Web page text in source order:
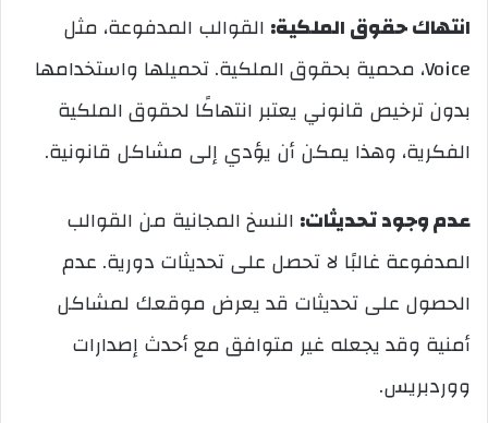
انتهاك حقوق الملكية: القوالب المدفوعة، مثل
Voice، محمية بحقوق الملكية. تحميلها واستخدامها
بدون ترخيص قانوني يعتبر انتهاكًا لحقوق الملكية
الفكرية، وهذا يمكن أن يؤدي إلى مشاكل قانونية.
عدم وجود تحديثات: النسخ المجانية من القوالب
المدفوعة غالبًا لا تحصل على تحديثات دورية. عدم
الحصول على تحديثات قد يعرض موقعك لمشاكل
أمنية وقد يجعله غير متوافق مع أحدث إصدارات
ووردبريس.